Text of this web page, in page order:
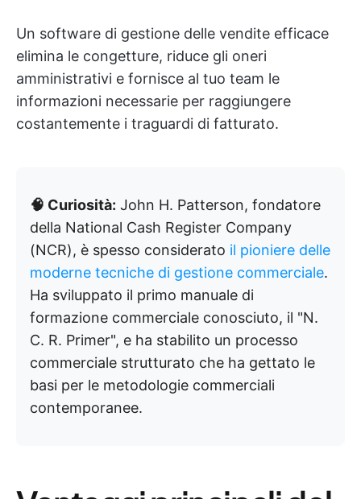
Un software di gestione delle vendite efficace
elimina le congetture, riduce gli oneri
amministrativi e fornisce al tuo team le
informazioni necessarie per raggiungere
costantemente i traguardi di fatturato.
🧠 Curiosità: John H. Patterson, fondatore
della National Cash Register Company
(NCR), è spesso considerato il pioniere delle
moderne tecniche di gestione commerciale.
Ha sviluppato il primo manuale di
formazione commerciale conosciuto, il "N.
C. R. Primer", e ha stabilito un processo
commerciale strutturato che ha gettato le
basi per le metodologie commerciali
contemporanee.